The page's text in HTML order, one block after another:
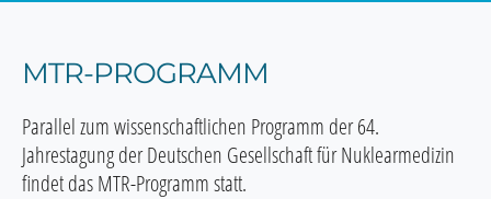
MTR-PROGRAMM
Parallel zum wissenschaftlichen Programm der 64.
Jahrestagung der Deutschen Gesellschaft für Nuklearmedizin
findet das MTR-Programm statt.